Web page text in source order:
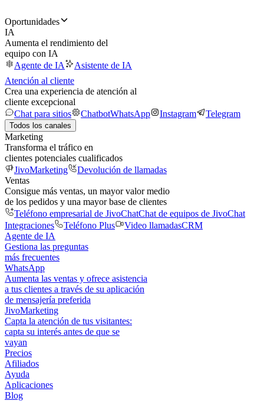
Oportunidades
IA
Aumenta el rendimiento del
equipo con IA
Agente de IA
Asistente de IA
Atención al cliente
Crea una experiencia de atención al
cliente excepcional
Chat para sitios
ChatbotWhatsApp Instagram Telegram
Todos los canales
Marketing
Transforma el tráfico en
clientes potenciales cualificados
JivoMarketing
Devolución de llamadas
Ventas
Consigue más ventas, un mayor valor medio
de los pedidos y una mayor base de clientes
Teléfono empresarial de JivoChatChat de equipos de JivoChat
Integraciones
Teléfono Plus Video llamadasCRM
Agente de IA
Gestiona las preguntas
más frecuentes
WhatsApp
Aumenta las ventas y ofrece asistencia
a tus clientes a través de su aplicación
de mensajería preferida
JivoMarketing
Capta la atención de tus visitantes:
capta su interés antes de que se
vayan
Precios
Afiliados
Ayuda
Aplicaciones
Blog